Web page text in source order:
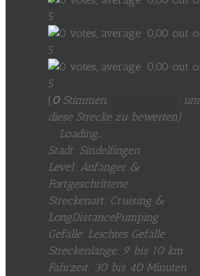
(0Stimmen,
, um
diese Strecke zu bewerten)
Loading...
Stadt: Sindelfingen
Level: Anfänger &
Fortgeschrittene
Streckenart: Cruising &
LongDistancePumping
Gefälle: Leichtes Gefälle
Streckenlänge: 9 bis 10 km
Fahrzeit: 30 bis 40 Minuten